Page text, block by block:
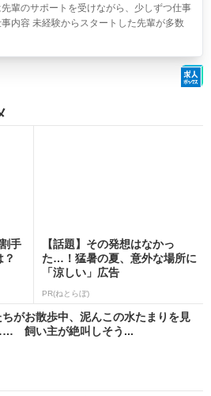
輩のサポートを受けながら、少しずつ仕事
内容 未経験からスタートした先輩が多数
手
【話題】その発想はなかっ
た…！猛暑の夏、意外な場所に
「涼しい」広告
PR(ねとらぼ)
がお散歩中、泥んこの水たまりを見
飼い主が絶叫しそう...